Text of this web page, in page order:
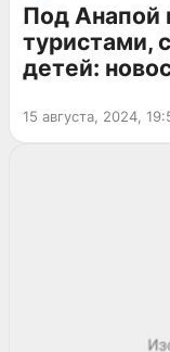
Под Анапой
туристами,
детей:
15 августа, 2024,